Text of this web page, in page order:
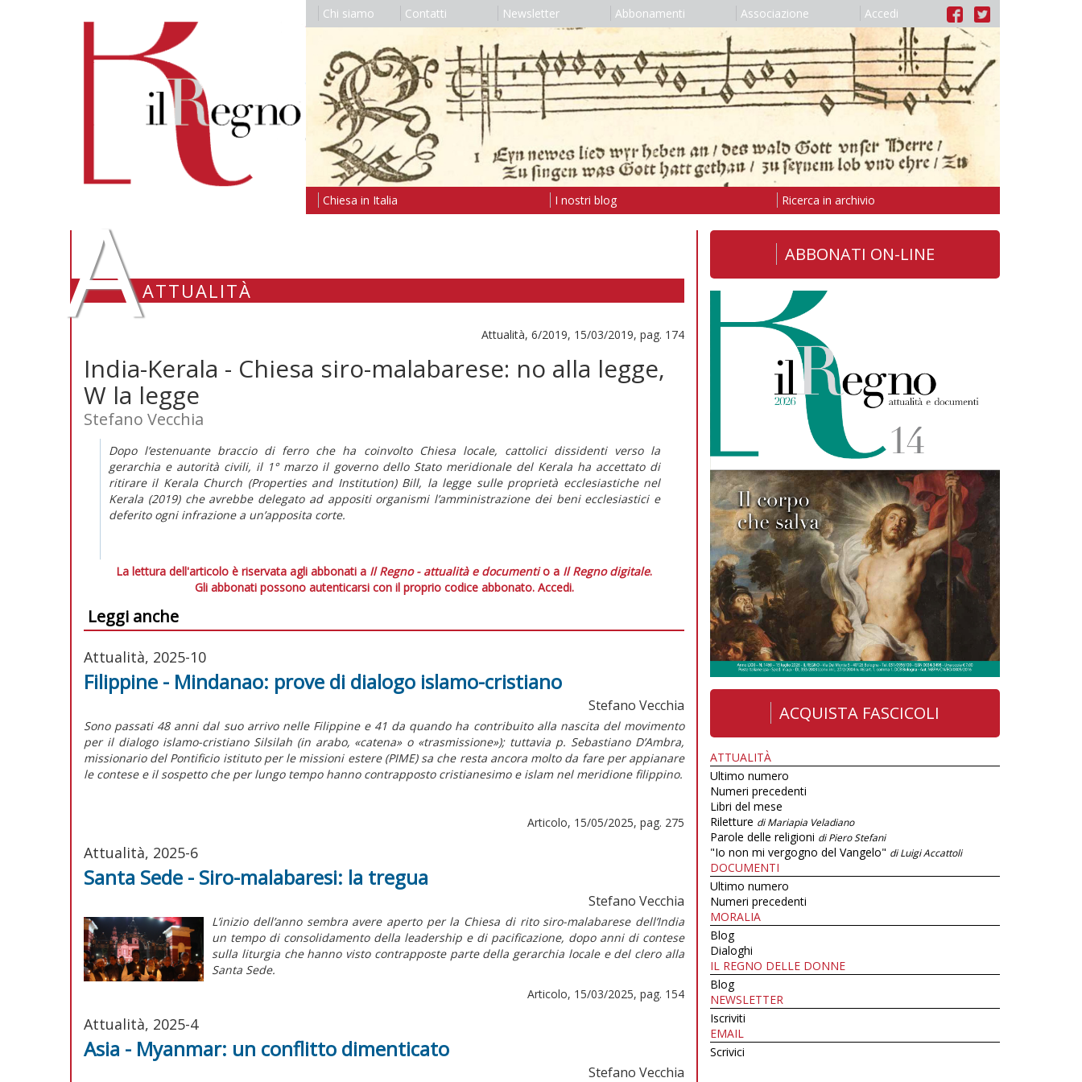
Chi siamo Contatti Newsletter Abbonamenti Associazione Accedi
Chiesa in Italia I nostri blog Ricerca in archivio
AATTUALITÀ
Attualità, 6/2019, 15/03/2019, pag. 174
India-Kerala - Chiesa siro-malabarese: no alla legge,
W la legge
Stefano Vecchia
Dopo l’estenuante braccio di ferro che ha coinvolto Chiesa locale, cattolici dissidenti verso la
gerarchia e autorità civili, il 1° marzo il governo dello Stato meridionale del Kerala ha accettato di
ritirare il Kerala Church (Properties and Institution) Bill, la legge sulle proprietà ecclesiastiche nel
Kerala (2019) che avrebbe delegato ad appositi organismi l’amministrazione dei beni ecclesiastici e
deferito ogni infrazione a un’apposita corte.
La lettura dell'articolo è riservata agli abbonati a Il Regno - attualità e documentio a Il Regno digitale.
Gli abbonati possono autenticarsi con il proprio codice abbonato. Accedi.
Leggi anche
Attualità, 2025-10
Filippine - Mindanao: prove di dialogo islamo-cristiano
Stefano Vecchia
Sono passati 48 anni dal suo arrivo nelle Filippine e 41 da quando ha contribuito alla nascita del movimento
per il dialogo islamo-cristiano Silsilah (in arabo, «catena» o «trasmissione»); tuttavia p. Sebastiano D’Ambra,
missionario del Pontificio istituto per le missioni estere (PIME) sa che resta ancora molto da fare per appianare
le contese e il sospetto che per lungo tempo hanno contrapposto cristianesimo e islam nel meridione filippino.
Articolo, 15/05/2025, pag. 275
Attualità, 2025-6
Santa Sede - Siro-malabaresi: la tregua
Stefano Vecchia
L’iniziodell’anno sembra avere aperto per la Chiesa di rito siro-malabarese dell’India
un tempo di consolidamento della leadership e di pacificazione, dopo anni di contese
sulla liturgia che hanno visto contrapposte parte della gerarchia locale e del clero alla
Santa Sede.
Articolo, 15/03/2025, pag. 154
Attualità, 2025-4
Asia - Myanmar: un conflitto dimenticato
Stefano Vecchia
ABBONATI ON-LINE
ACQUISTA FASCICOLI
ATTUALITÀ
Ultimo numero
Numeri precedenti
Libri del mese
Riletture di Mariapia Veladiano
Parole delle religioni di Piero Stefani
"Io non mi vergogno del Vangelo" di Luigi Accattoli
DOCUMENTI
Ultimo numero
Numeri precedenti
MORALIA
Blog
Dialoghi
IL REGNO DELLE DONNE
Blog
NEWSLETTER
Iscriviti
EMAIL
Scrivici